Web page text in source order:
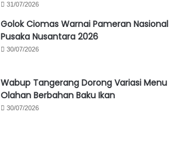
31/07/2026
Golok Ciomas Warnai Pameran Nasional
Pusaka Nusantara 2026
30/07/2026
Wabup Tangerang Dorong Variasi Menu
Olahan Berbahan Baku Ikan
30/07/2026